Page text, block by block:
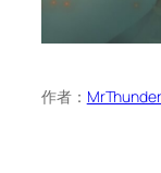
作者： MrThunder